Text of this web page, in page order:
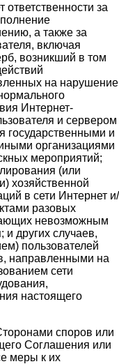
за
а также за
включая
возникший в том
на нарушение
Интернет-
и сервером
государственными и
организациями
мероприятий;
(или
хозяйственной
в сети Интернет и/
разовых
невозможным
других случаев,
пользователей
направленными на
сети
настоящего
споров или
Соглашения или
меры к их